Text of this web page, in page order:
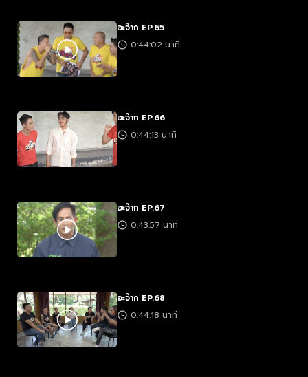
อะจ๊าก EP.65
0:44:02 นาที
อะจ๊าก EP.66
0:44:13 นาที
อะจ๊าก EP.67
0:43:57 นาที
อะจ๊าก EP.68
0:44:18 นาที